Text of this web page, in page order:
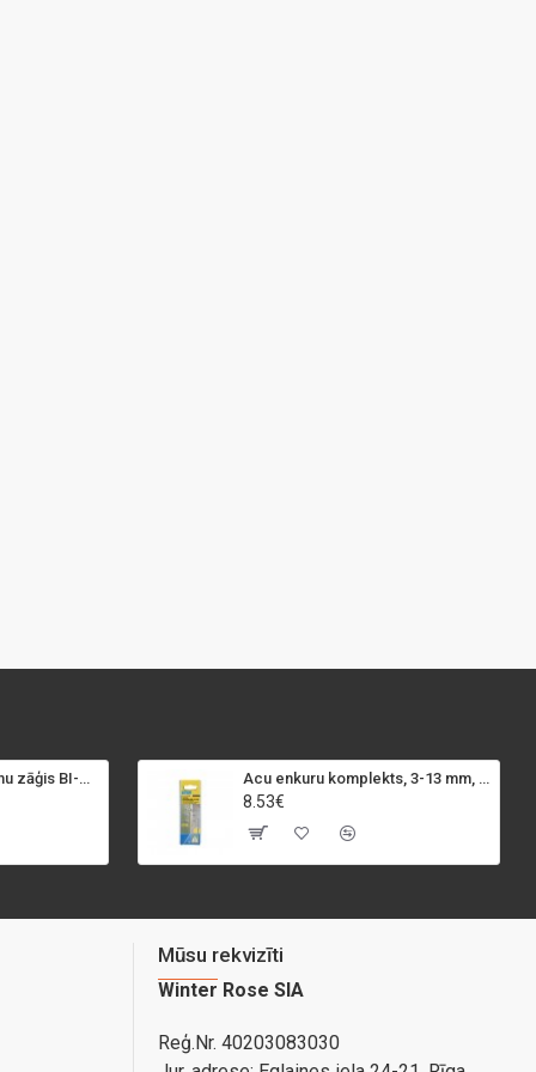
SPECIALIST+ caurumu zāģis BI-METAL, 98 mm Acu enkuru komplekts, 3-13 mm, Rapid, 12 gab.
8.53€
Mūsu rekvizīti
Winter Rose SIA
Reģ.Nr. 40203083030